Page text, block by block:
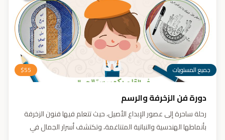
جميع المستويات $55
دورة فن الزخرفة والرسم
رحلة ساحرة إلى عصور الإبداع الأصيل، حيث تتعلم فيها فنون الزخرفة
بأنماطها الهندسية والنباتية المتناغمة، وتكتشف أسرار الجمال في